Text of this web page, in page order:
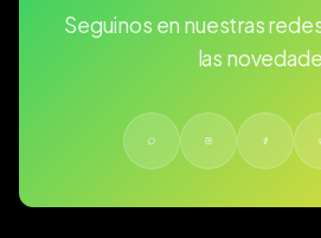
Seguinos en nuestras
las